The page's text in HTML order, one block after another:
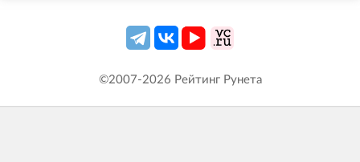
©2007-2026 Рейтинг Рунета